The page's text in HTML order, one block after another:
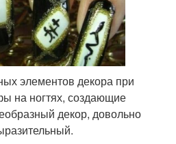
элементов декора при
на ногтях, создающие
декор, довольно